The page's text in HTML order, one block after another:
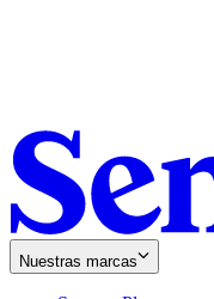
Nuestras marcas